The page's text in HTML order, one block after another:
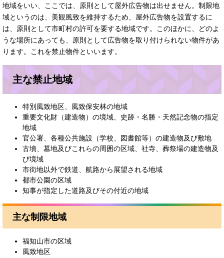
地域をいい、ここでは、原則として屋外広告物は出せません。制限地
域というのは、美観風致を維持するため、屋外広告物を設置するに
は、原則として市町村の許可を要する地域です。このほかに、どのよ
うな場所にあっても、原則として広告物を取り付けられない物件があ
ります。これを禁止物件といいます。
主な禁止地域
特別風致地区、風致保安林の地域
重要文化財（建造物）の境域、史跡・名勝・天然記念物の指定
地域
官公署、各種公共施設（学校、図書館等）の建造物及び敷地
古墳、墓地及びこれらの周囲の区域、社寺、葬祭場の建造物及
び境域
市街地以外で鉄道、航路から展望される地域
都市公園の区域
知事が指定した道路及びその付近の地域
主な制限地域
福知山市の区域
風致地区